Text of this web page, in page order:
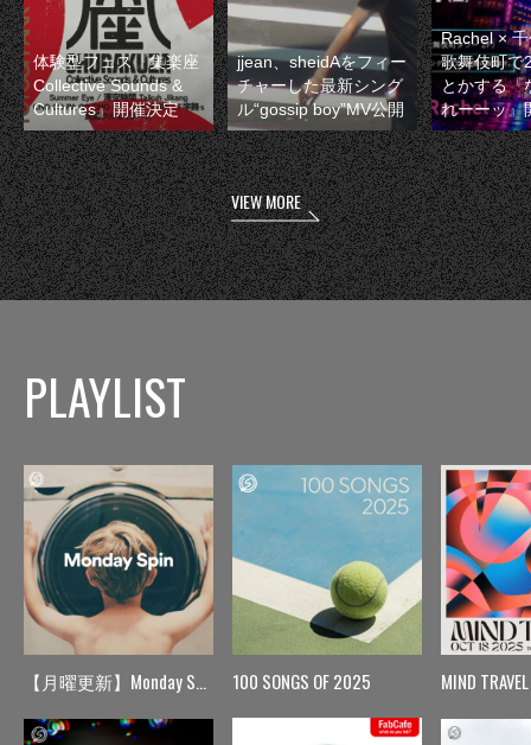
体験型フェス『集楽座
Collective Sounds &
Cultures』開催決定
jjean、sheidAをフィー
チャーした最新シング
ル“gossip boy”MV公開
Rachel ×
歌舞伎町で
とかする『
れーーッ』
VIEW MORE
PLAYLIST
【月曜更新】Monday Spin 100 SONGS OF 2025 MIND TRAVEL